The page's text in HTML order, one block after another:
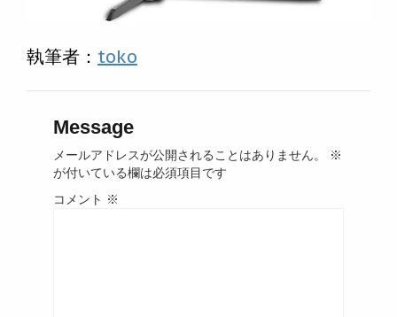
執筆者： toko
Message
メールアドレスが公開されることはありません。
※
が付いている欄は必須項目です
コメント ※